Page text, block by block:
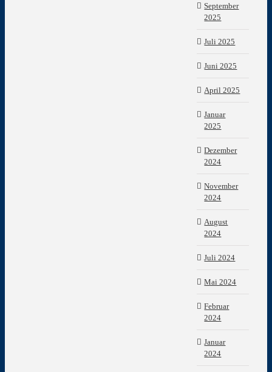
September
2025
Juli 2025
Juni 2025
April 2025
Januar
2025
Dezember
2024
November
2024
August
2024
Juli 2024
Mai 2024
Februar
2024
Januar
2024